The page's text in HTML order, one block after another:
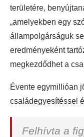
területére,
„amelyekben egy
állampolgárságuk
eredményeként
megkezdődhet a
Évente egymillióan
családegyesítéssel
Felhívta a